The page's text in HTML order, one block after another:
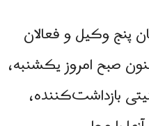
پنج وکیل و فعالان
صبح امروز یکشنبه،
بازداشت‌کننده،